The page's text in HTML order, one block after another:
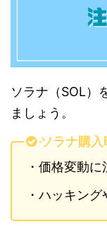
ソラナ（SOL）
ましょう。
ソラナ購入
・価格変動に
・ハッキン